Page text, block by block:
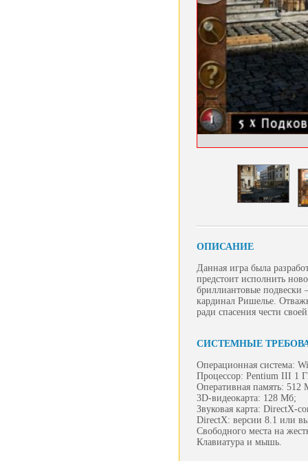
ОПИСАНИЕ
Данная игра была
предстоит исполнить
бриллиантовые подвески
кардинал Ришелье.
ради спасения чести
СИСТЕМНЫЕ
Операционная система:
Процессор: Pentium III 1
Оперативная память: 512
3D-видеокарта: 128 Мб;
Звуковая карта: DirectX-
DirectX: версии 8.1 или
Свободного места на
Клавиатура и мышь.